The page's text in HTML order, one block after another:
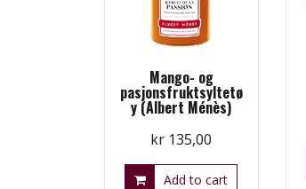
Mango- og
pasjonsfruktsyltetø
y (Albert Ménès)
kr 135,00
Add to cart